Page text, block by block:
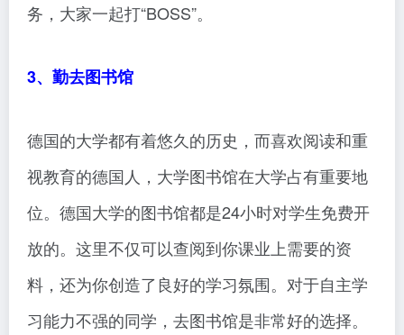
务，大家一起打“BOSS”。
3、勤去图书馆
德国的大学都有着悠久的历史，而喜欢阅读和重
视教育的德国人，大学图书馆在大学占有重要地
位。德国大学的图书馆都是24小时对学生免费开
放的。这里不仅可以查阅到你课业上需要的资
料，还为你创造了良好的学习氛围。对于自主学
习能力不强的同学，去图书馆是非常好的选择。